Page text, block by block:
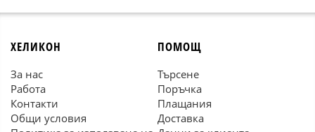
ХЕЛИКОН
За нас
Работа
Контакти
Общи условия
ПОМОЩ
Търсене
Поръчка
Плащания
Доставка